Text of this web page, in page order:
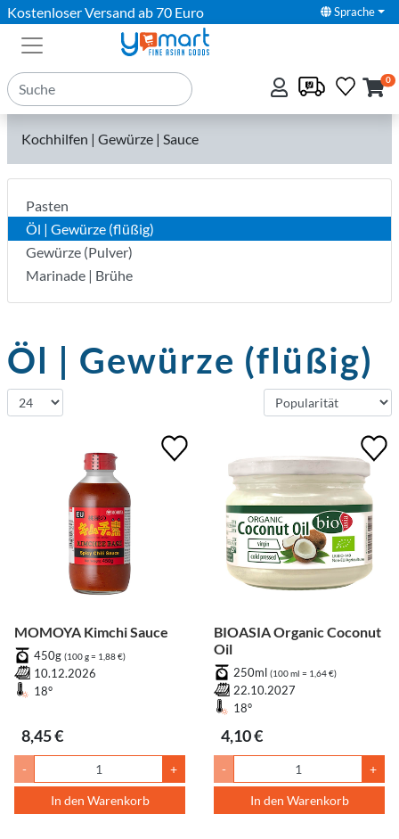
Kostenloser Versand ab 70 Euro Sprache
0
Kochhilfen | Gewürze | Sauce
Pasten
Öl | Gewürze (flüßig)
Gewürze (Pulver)
Marinade | Brühe
Öl | Gewürze (flüßig)
MOMOYA Kimchi Sauce
450g (100 g = 1,88 €)
10.12.2026
18°
8,45 €
- +
In den Warenkorb
BIOASIA Organic Coconut
Oil
250ml (100 ml = 1,64 €)
22.10.2027
18°
4,10 €
- +
In den Warenkorb